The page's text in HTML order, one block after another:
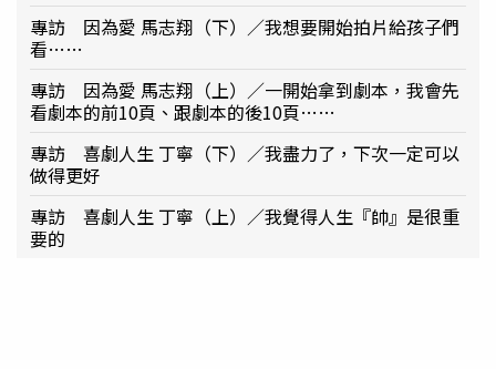
專訪 因為愛 馬志翔（下）／我想要開始拍片給孩子們
看……
專訪 因為愛 馬志翔（上）／一開始拿到劇本，我會先
看劇本的前10頁、跟劇本的後10頁……
專訪 喜劇人生 丁寧（下）／我盡力了，下次一定可以
做得更好
專訪 喜劇人生 丁寧（上）／我覺得人生『帥』是很重
要的